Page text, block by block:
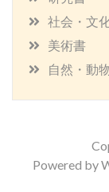
社会・文
美術書
自然・動
Powered by